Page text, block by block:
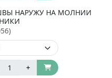
НАРУЖУ НА МОЛНИИ
)
+